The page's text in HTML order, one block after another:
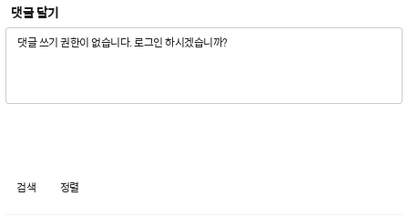
댓글 달기
검색 정렬